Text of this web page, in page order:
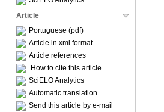
Article
Portuguese (pdf)
Article in xml format
Article references
How to cite this article
SciELO Analytics
Automatic translation
Send this article by e-mail